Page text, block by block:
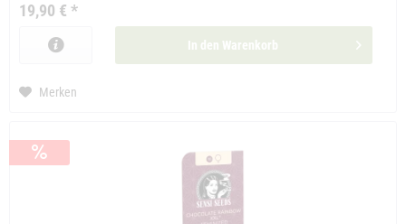
19,90 € *
In den Warenkorb
Merken